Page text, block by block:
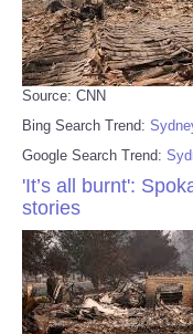
Source: CNN
Bing Search Trend:
Google Search Trend:
'It’s all burnt':
stories